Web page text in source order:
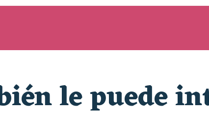
le puede